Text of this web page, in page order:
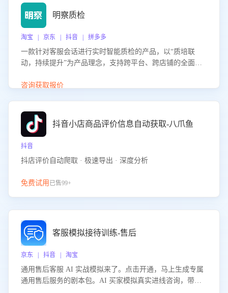
明察质检
淘宝 | 京东 | 抖音 | 拼多多
一款针对客服会话进行实时智能质检的产品，以“质培联
动，持续提升”为产品理念，支持跨平台、跨店铺的全面、
升客服团队的销服能力。
咨询获取报价
抖音小店商品评价信息自动获取-八爪鱼
抖音
抖店评价自动爬取 · 极速导出 · 深度分析
免费试用 已售99+
客服模拟接待训练-售后
京东 | 抖音 | 淘宝
通用售后客服 AI 实战模拟来了。点击开通，马上生成专属
通用售后服务的剧本包。AI 买家模拟真实进线咨询，带您